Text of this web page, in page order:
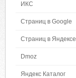
ИКС
Страниц в Google
Страниц в Яндексе
Dmoz
Яндекс Каталог